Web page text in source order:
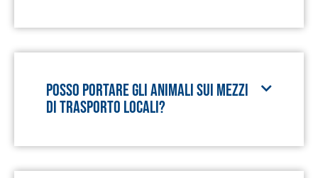
Posso portare gli animali sui mezzi
di trasporto locali?